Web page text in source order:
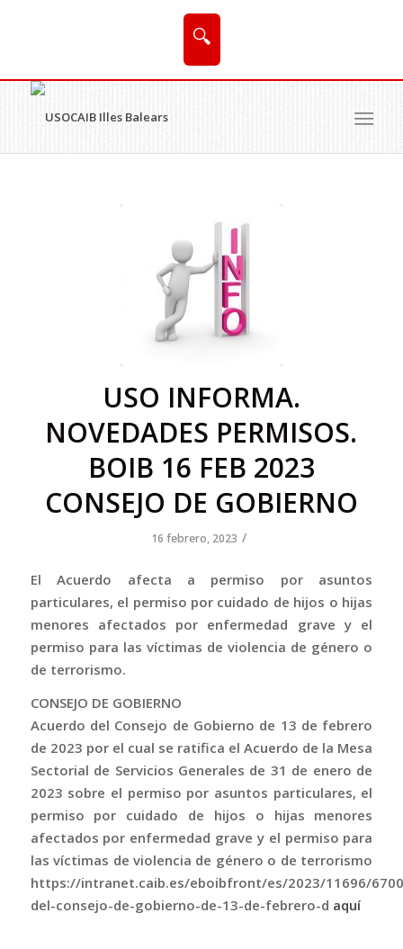
🔍
USO INFORMA.
NOVEDADES PERMISOS.
BOIB 16 FEB 2023
CONSEJO DE GOBIERNO
16 febrero, 2023 /
El Acuerdo afecta a permiso por asuntos
particulares, el permiso por cuidado de hijos o hijas
menores afectados por enfermedad grave y el
permiso para las víctimas de violencia de género o
de terrorismo.
CONSEJO DE GOBIERNO
Acuerdo del Consejo de Gobierno de 13 de febrero
de 2023 por el cual se ratifica el Acuerdo de la Mesa
Sectorial de Servicios Generales de 31 de enero de
2023 sobre el permiso por asuntos particulares, el
permiso por cuidado de hijos o hijas menores
afectados por enfermedad grave y el permiso para
las víctimas de violencia de género o de terrorismo
https://intranet.caib.es/eboibfront/es/2023/11696/
del-consejo-de-gobierno-de-13-de-febrero-d aquí